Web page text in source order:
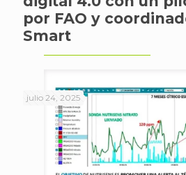
por FAO y
Smart
julio 24, 2025